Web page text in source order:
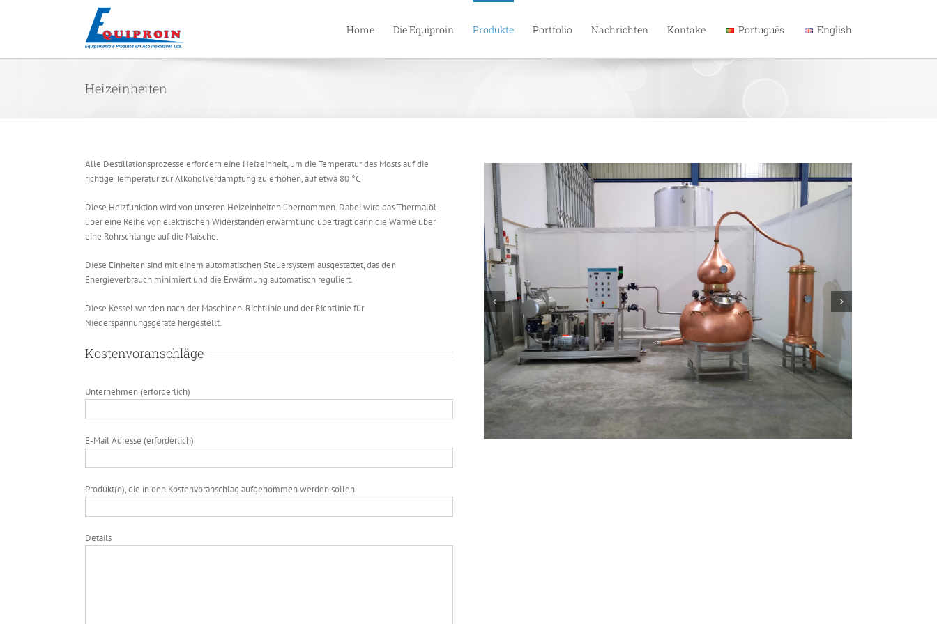
Home Die Equiproin Produkte Portfolio Nachrichten Kontake Português English
Heizeinheiten
Alle Destillationsprozesse erfordern eine Heizeinheit, um die Temperatur des Mosts auf die
richtige Temperatur zur Alkoholverdampfung zu erhöhen, auf etwa 80 °C
Diese Heizfunktion wird von unseren Heizeinheiten übernommen. Dabei wird das Thermalöl
über eine Reihe von elektrischen Widerständen erwärmt und übertragt dann die Wärme über
eine Rohrschlange auf die Maische.
Diese Einheiten sind mit einem automatischen Steuersystem ausgestattet, das den
Energieverbrauch minimiert und die Erwärmung automatisch reguliert.
Diese Kessel werden nach der Maschinen-Richtlinie und der Richtlinie für
Niederspannungsgeräte hergestellt.
Kostenvoranschläge
Unternehmen (erforderlich)
E-Mail Adresse (erforderlich)
Produkt(e), die in den Kostenvoranschlag aufgenommen werden sollen
Details